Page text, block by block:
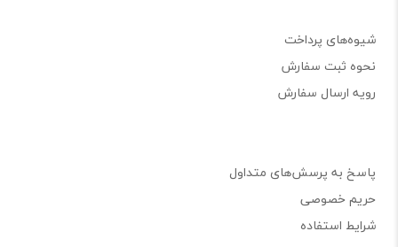
شیوه‌های پرداخت
نحوه ثبت سفارش
رویه ارسال سفارش
پاسخ به پرسش‌های متداول
حریم خصوصی
شرایط استفاده